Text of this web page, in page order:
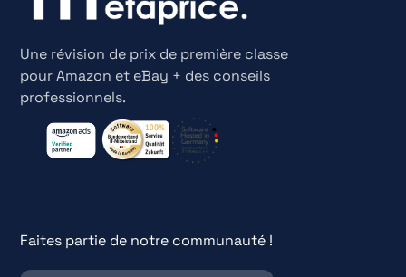
Une révision de prix de première classe
pour Amazon et eBay + des conseils
professionnels.
Faites partie de notre communauté !